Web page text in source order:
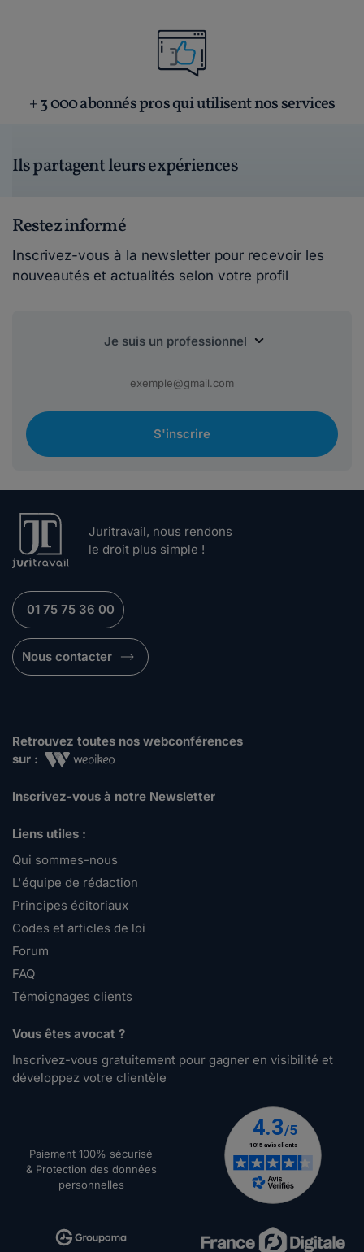
+ 3 000 abonnés pros qui utilisent nos services
Ils partagent leurs expériences
Restez informé
Inscrivez-vous à la newsletter pour recevoir les
nouveautés et actualités selon votre profil
S'inscrire
Juritravail, nous rendons
le droit plus simple !
01 75 75 36 00
Nous contacter
Retrouvez toutes nos webconférences
sur :
Inscrivez-vous à notre Newsletter
Liens utiles :
Qui sommes-nous
L'équipe de rédaction
Principes éditoriaux
Codes et articles de loi
Forum
FAQ
Témoignages clients
Vous êtes avocat ?
Inscrivez-vous gratuitement pour gagner en visibilité et
développez votre clientèle
Paiement 100% sécurisé
& Protection des données
personnelles